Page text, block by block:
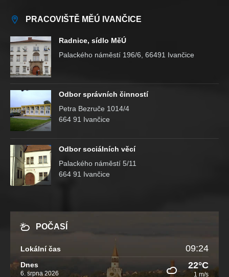
PRACOVIŠTĚ MĚÚ IVANČICE
Radnice, sídlo MěÚ
Palackého náměstí 196/6, 66491 Ivančice
Odbor správních činností
Petra Bezruče 1014/4
664 91 Ivančice
Odbor sociálních věcí
Palackého náměstí 5/11
664 91 Ivančice
POČASÍ
Lokální čas 09:24
Dnes
6. srpna 2026
22°C
1 m/s